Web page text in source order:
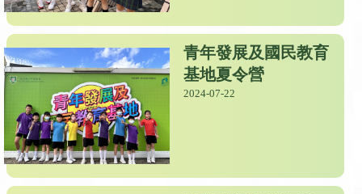
青年發展及國民教育
基地夏令營
2024-07-22